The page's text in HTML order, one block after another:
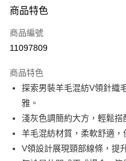
信用卡一次付款
超商取貨付款
Apple Pay
悠遊付
Google Pay
ATM付款
商品特色
商品編號
11097809
商品特色
探索男裝羊毛混紡V領針織
雅。
淺灰色調簡約大方，輕鬆搭
羊毛混紡材質，柔軟舒適，
V領設計展現頸部線條，提